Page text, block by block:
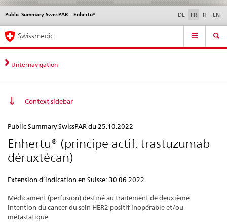
Navigation
directe:
actualités,
bases
contact
Actualités & Mises à
normes
Contact | Support &
aide
Public Summary SwissPAR – Enhertu® DE FR IT EN
Service
Navigation
Swissmedic
Unternavigation
Context sidebar
Summary
SwissPAR
–
Enhertu®
Public Summary SwissPAR du 25.10.2022
Enhertu® (principe actif: trastuzumab
déruxtécan)
Extension d’indication en Suisse: 30.06.2022
Médicament (perfusion) destiné au traitement de deuxième
intention du cancer du sein HER2 positif inopérable et/ou
métastatique